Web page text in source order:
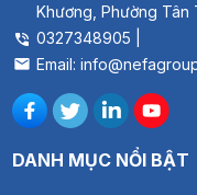
Khương, Phường Tân
0327348905 |
Email:
DANH MỤC NỔI BẬT